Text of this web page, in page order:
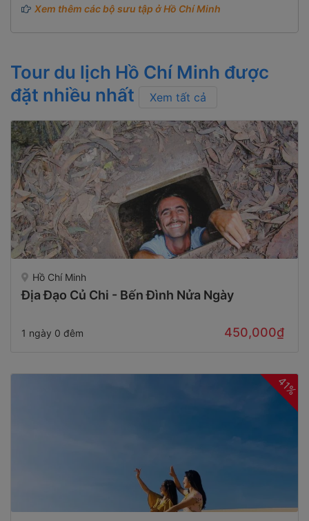
Xem thêm các bộ sưu tập ở Hồ Chí Minh
Tour du lịch Hồ Chí Minh được
đặt nhiều nhất
Xem tất cả
Hồ Chí Minh
Địa Đạo Củ Chi - Bến Đình Nửa Ngày
1 ngày 0 đêm 450,000₫
41%